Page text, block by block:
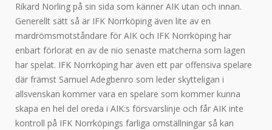
Rikard Norling på sin sida som känner AIK utan och innan.
Generellt sätt så är IFK Norrköping även lite av en
mardrömsmotståndare för AIK och IFK Norrköping har
enbart förlorat en av de nio senaste matcherna som lagen
har spelat. IFK Norrköping har även ett par offensiva spelare
där främst Samuel Adegbenro som leder skytteligan i
allsvenskan kommer vara en spelare som kommer kunna
skapa en hel del oreda i AIK:s försvarslinje och får AIK inte
kontroll på IFK Norrköpings farliga omställningar så kan